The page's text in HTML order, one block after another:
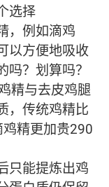
选择
，例如滴鸡
以方便地吸收
？划算吗？
精与去皮鸡腿
，传统鸡精比
精更加贵290
只能提炼出鸡